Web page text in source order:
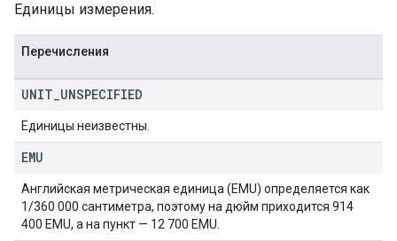
Единицы измерения.
Перечисления
UNIT UNSPECIFIED
Единицы неизвестны.
EMU
Английская метрическая единица (EMU) определяется как
1/360 000 сантиметра, поэтому на дюйм приходится 914
400 EMU, а на пункт — 12 700 EMU.